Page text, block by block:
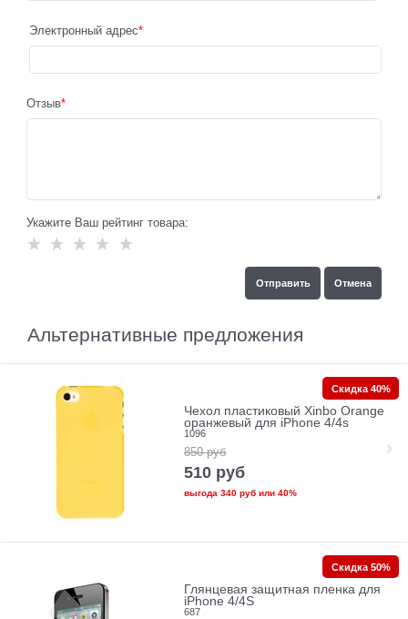
Электронный адрес
Отзыв
Укажите Ваш рейтинг товара:
Альтернативные предложения
Чехол пластиковый Xinbo Orange
оранжевый для iPhone 4/4s
1096
850 руб
510 руб
выгода 340 рубили 40%
Скидка 40%
Глянцевая защитная пленка для
iPhone 4/4S
687
Скидка 50%